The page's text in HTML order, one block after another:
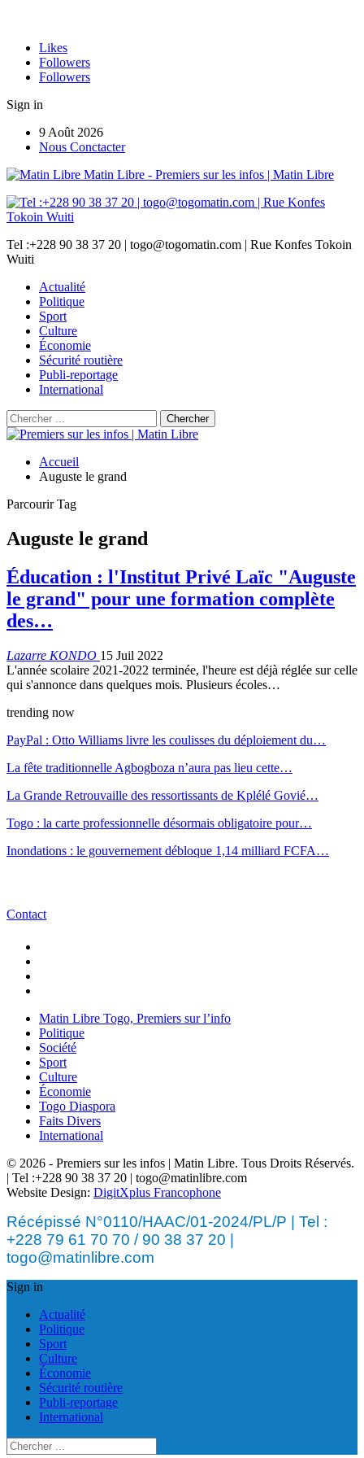
Likes
Followers
Followers
Sign in
9 Août 2026
Nous Conctacter
Matin Libre - Premiers sur les infos | Matin Libre
Tel :+228 90 38 37 20 | togo@togomatin.com | Rue Konfes Tokoin
Wuiti
Actualité
Politique
Sport
Culture
Économie
Sécurité routière
Publi-reportage
International
Accueil
Auguste le grand
Parcourir Tag
Auguste le grand
Éducation : l'Institut Privé Laïc "Auguste
le grand" pour une formation complète
des…
Lazarre KONDO 15 Juil 2022
L'année scolaire 2021-2022 terminée, l'heure est déjà réglée sur celle
qui s'annonce dans quelques mois. Plusieurs écoles…
trending now
PayPal : Otto Williams livre les coulisses du déploiement du…
La fête traditionnelle Agbogboza n’aura pas lieu cette…
La Grande Retrouvaille des ressortissants de Kplélé Govié…
Togo : la carte professionnelle désormais obligatoire pour…
Inondations : le gouvernement débloque 1,14 milliard FCFA…
Contact
Matin Libre Togo, Premiers sur l’info
Politique
Société
Sport
Culture
Économie
Togo Diaspora
Faits Divers
International
© 2026 - Premiers sur les infos | Matin Libre. Tous Droits Réservés.
| Tel :+228 90 38 37 20 | togo@matinlibre.com
Website Design: DigitXplus Francophone
Récépissé N°0110/HAAC/01-2024/PL/P | Tel :
+228 79 61 70 70 / 90 38 37 20 |
togo@matinlibre.com
Sign in
Actualité
Politique
Sport
Culture
Économie
Sécurité routière
Publi-reportage
International